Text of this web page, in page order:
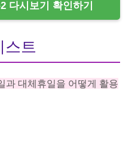
다시보기 확인하기
스트
과 대체휴일을 어떻게 활용